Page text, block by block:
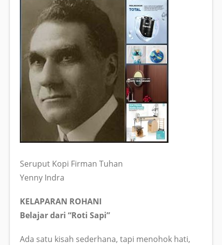
Seruput Kopi Firman Tuhan
Yenny Indra
KELAPARAN ROHANI
Belajar dari “Roti Sapi”
Ada satu kisah sederhana, tapi menohok hati,